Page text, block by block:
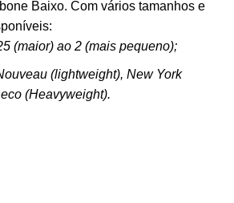
Baixo. Com vários tamanhos e
(maior) ao 2 (mais pequeno);
(lightweight), New York
(Heavyweight).